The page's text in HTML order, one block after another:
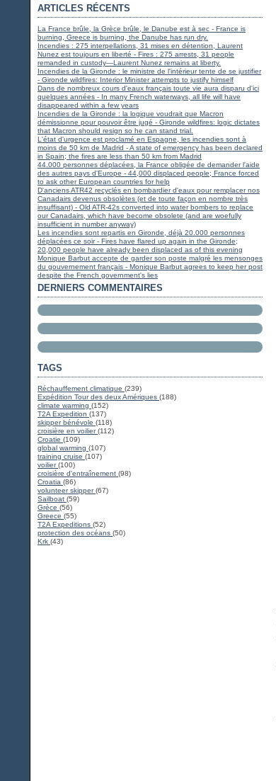
ARTICLES RÉCENTS
La France brûle, la Grèce brûle, le Danube est à sec - France is
burning, Greece is burning, the Danube has run dry.
Incendies : 275 interpellations, 31 mises en détention, Laurent
Nunez est toujours en liberté - Fires : 275 arrests, 31 people
remanded in custody—Laurent Nunez remains at liberty.
Incendies de la Gironde : le ministre de l'intérieur tente de se justifier
- Gironde wildfires: Interior Minister attempts to justify himself
Dans de nombreux cours d'eaux français toute vie aura disparu d'ici
quelques années - In many French waterways, all life will have
disappeared within a few years
Incendies de la Gironde : la logique voudrait que Macron
démissionne pour pouvoir être jugé - Gironde wildfires: logic dictates
that Macron should resign so he can stand trial.
L'état d'urgence est proclamé en Espagne, les incendies sont à
moins de 50 km de Madrid - A state of emergency has been declared
in Spain; the fires are less than 50 km from Madrid
44.000 personnes déplacées, la France obligée de demander l'aide
des autres pays d'Europe - 44,000 displaced people; France forced
to ask other European countries for help
D'anciens ATR42 recyclés en bombardier d'eaux pour remplacer nos
Canadairs devenus obsolètes (et de toute façon en nombre très
insuffisant) - Old ATR-42s converted into water bombers to replace
our Canadairs, which have become obsolete (and are woefully
insufficient in number anyway)
Les incendies sont repartis en Gironde, déjà 20.000 personnes
déplacées ce soir - Fires have flared up again in the Gironde;
20,000 people have already been displaced as of this evening
Monique Barbut accepte de garder son poste malgré les mensonges
du gouvernement français - Monique Barbut agrees to keep her post
despite the French government's lies
DERNIERS COMMENTAIRES
TAGS
Réchauffement climatique (239)
Expédition Tour des deux Amériques (188)
climate warming (152)
T2A Expedition (137)
skipper bénévole (118)
croisière en voilier(112)
Croatie (109)
global warming (107)
training cruise (107)
voilier(100)
croisière d'entraînement (98)
Croatia (86)
volunteer skipper(67)
Sailboat (59)
Grèce (56)
Greece (55)
T2A Expeditions (52)
protection des océans (50)
Krk (43)